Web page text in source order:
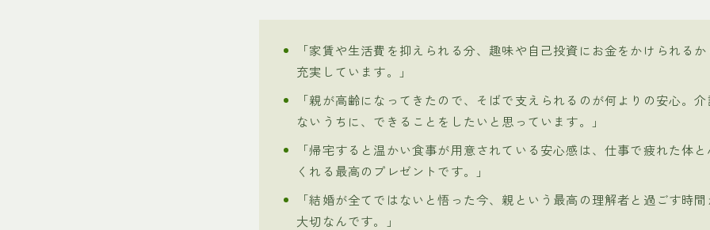
「家賃や生活費を抑えられる分、趣味や自己投資にお金をかけられる
充実しています。」
「親が高齢になってきたので、そばで支えられるのが何よりの安心。
ないうちに、できることをしたいと思っています。」
「帰宅すると温かい食事が用意されている安心感は、仕事で疲れた体
くれる最高のプレゼントです。」
「結婚が全てではないと悟った今、親という最高の理解者と過ごす時
大切なんです。」